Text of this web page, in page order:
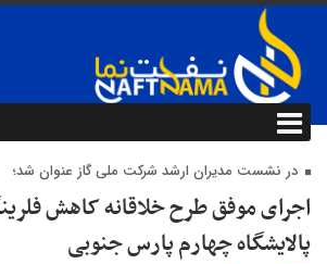
در نشست مدیران ارشد شرکت ملی گاز عنوان شد؛
پالایشگاه چهارم پارس جنوبی